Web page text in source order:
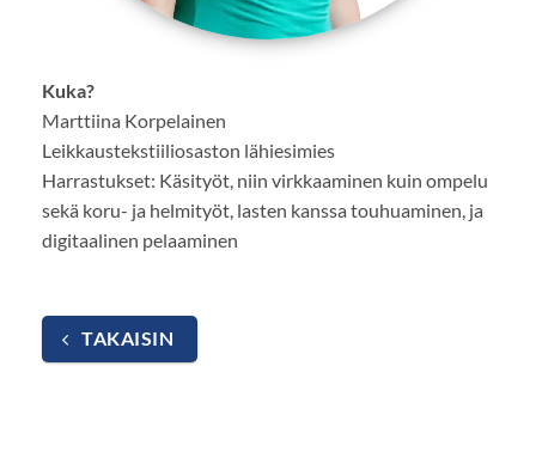
Kuka?
Marttiina Korpelainen
Leikkaustekstiiliosaston lähiesimies
Harrastukset: Käsityöt, niin virkkaaminen kuin ompelu
sekä koru- ja helmityöt, lasten kanssa touhuaminen, ja
digitaalinen pelaaminen
TAKAISIN